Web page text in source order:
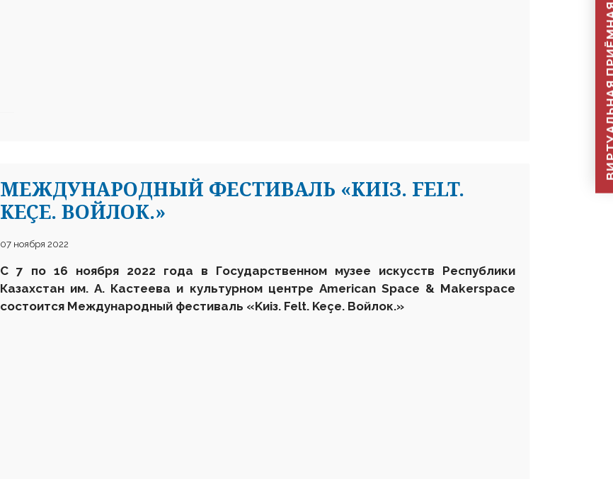
МЕЖДУНАРОДНЫЙ ФЕСТИВАЛЬ «KИIЗ. FELT.
KEÇE. ВОЙЛОК.»
07 ноября 2022
С 7 по 16 ноября 2022 года в Государственном музее искусств Республики
Казахстан им. А. Кастеева и культурном центре American Space & Makerspace
состоится Международный фестиваль «Kиiз. Felt. Keçe. Войлок.»